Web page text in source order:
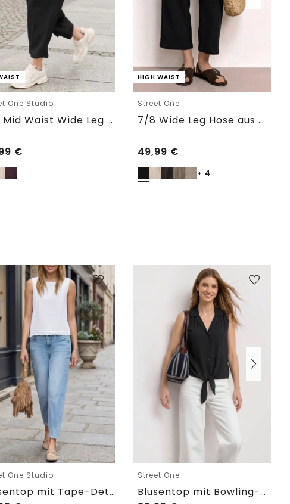
One Studio
7/8 Mid Waist Wide Leg Hose im Leinen-Look
€
HIGH WAIST
Street One
7/8 Wide Leg Hose aus Musselin im Loose Fit
49,99 €
+ 4
One Studio
Blusentop mit Tape-Detail am Saum
Street One
Blusentop mit Bowling-Kragen und Knoten